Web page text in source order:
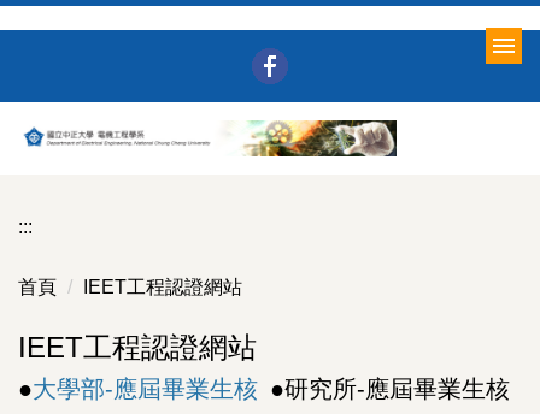
要
內
:::
首頁 IEET工程認證網站
IEET工程認證網站
●大學部-應屆畢業生核 ●研究所-應屆畢業生核